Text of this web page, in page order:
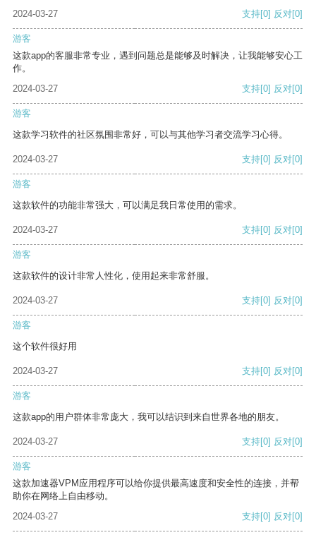
2024-03-27
支持[0] 反对[0]
游客
这款app的客服非常专业，遇到问题总是能够及时解决，让我能够安心工
作。
2024-03-27
支持[0] 反对[0]
游客
这款学习软件的社区氛围非常好，可以与其他学习者交流学习心得。
2024-03-27 支持[0] 反对[0]
游客
这款软件的功能非常强大，可以满足我日常使用的需求。
2024-03-27 支持[0] 反对[0]
游客
这款软件的设计非常人性化，使用起来非常舒服。
2024-03-27 支持[0] 反对[0]
游客
这个软件很好用
2024-03-27 支持[0] 反对[0]
游客
这款app的用户群体非常庞大，我可以结识到来自世界各地的朋友。
2024-03-27 支持[0] 反对[0]
游客
这款加速器VPM应用程序可以给你提供最高速度和安全性的连接，并帮
助你在网络上自由移动。
2024-03-27
支持[0] 反对[0]